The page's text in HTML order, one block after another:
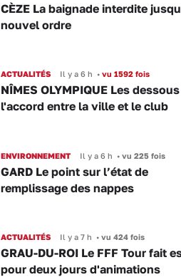
CÈZE La baignade interdite
nouvel ordre
ACTUALITÉS Il y a 6 h •vu 1592 fois
NÎMES OLYMPIQUE Les
l'accord entre la ville et le club
ENVIRONNEMENT Il y a 6 h •vu 225 fois
GARD Le point sur l’état de
remplissage des nappes
ACTUALITÉS Il y a 7 h •vu 424 fois
GRAU-DU-ROI Le FFF Tour fait
pour deux jours d'animations